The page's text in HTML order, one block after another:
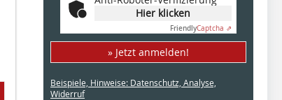
Hier klicken
FriendlyCaptcha ⇗
» Jetzt anmelden!
Beispiele, Hinweise: Datenschutz, Analyse,
Widerruf